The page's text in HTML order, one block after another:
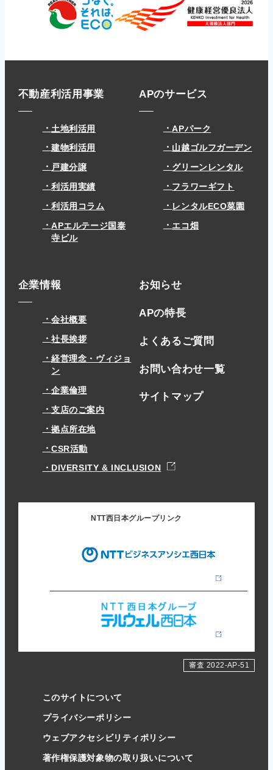
不動産利活用事業
土地利活用
建物利活用
戸建分譲
利活用実績
利活用コラム
APエルテージ国泰
寺ビル
APのサービス
APパーク
山越ゴルフガーデン
グリーンレンタル
フラワーギフト
レンタルECO菜園
エコ畑
企業情報
会社概要
社長挨拶
経営理念・ヴィジョ
ン
企業倫理
支店のご案内
拠点所在地
CSR活動
DIVERSITY & INCLUSION
お知らせ
APの特長
よくあるご質問
お問い合わせ一覧
サイトマップ
NTT西日本グループリンク
審査 2022-AP-51
このサイトについて
プライバシーポリシー
ウェブアクセシビリティポリシー
著作権保護対象物の取り扱いについて